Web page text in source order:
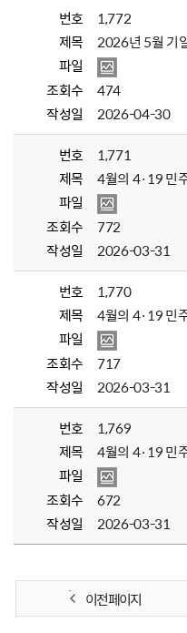
번호
1,772
제목
2026년 5월 기
파일
조회수
474
작성일
2026-04-30
번호
1,771
제목
4월의 4·19 민
파일
조회수
772
작성일
2026-03-31
번호
1,770
제목
4월의 4·19 민
파일
조회수
717
작성일
2026-03-31
번호
1,769
제목
4월의 4·19 민
파일
조회수
672
작성일
2026-03-31
이전 페이지